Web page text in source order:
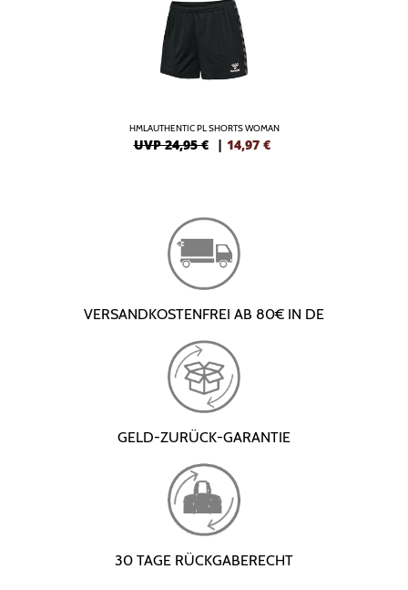
HMLAUTHENTIC PL SHORTS WOMAN
UVP 24,95 € | 14,97 €
VERSANDKOSTENFREI AB 80€ IN DE
GELD-ZURÜCK-GARANTIE
30 TAGE RÜCKGABERECHT